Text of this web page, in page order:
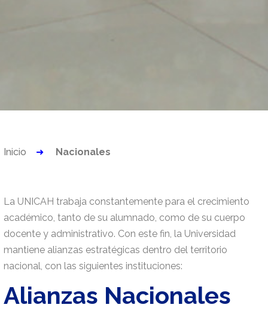
Inicio Nacionales
La UNICAH trabaja constantemente para el crecimiento
académico, tanto de su alumnado, como de su cuerpo
docente y administrativo. Con este fin, la Universidad
mantiene alianzas estratégicas dentro del territorio
nacional, con las siguientes instituciones:
Alianzas Nacionales